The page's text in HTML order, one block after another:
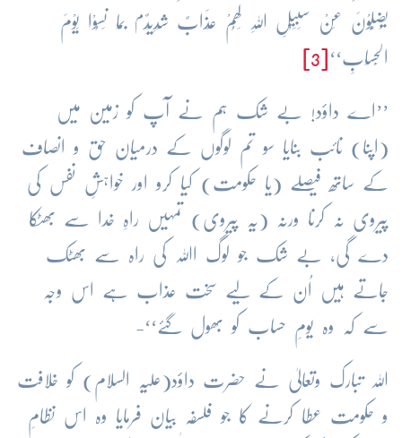
یَضِلُّوْنَ عَنْ سَبِیْلِ اللہِ لَھُمْ عَذَابٌ شَدِیْدٌ م بِمَا نَسُوْا یَوْمَ
الْحِسَابِ‘‘
’’اے داؤد! بے شک ہم نے آپ کو زمین میں
(اپنا) نائب بنایا سو تم لوگوں کے درمیان حق و انصاف
کے ساتھ فیصلے (یا حکومت) کیا کرو اور خواہشِ نفس کی
پیروی نہ کرنا ورنہ (یہ پیروی) تمہیں راہِ خدا سے بھٹکا
دے گی، بے شک جو لوگ اﷲ کی راہ سے بھٹک
جاتے ہیں اُن کے لیے سخت عذاب ہے اس وجہ
سے کہ وہ یومِ حساب کو بھول گئے‘‘-
اللہ تبارک وتعالیٰ نے حضرت داؤد(علیہ السلام) کو خلافت
و حکومت عطا کرنے کا جو فلسفہ بیان فرمایا وہ اس نظامِ